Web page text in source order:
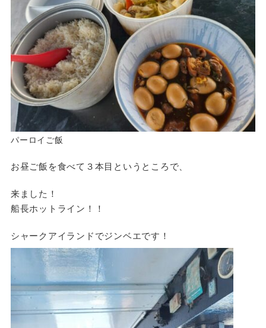
パーロイご飯
お昼ご飯を食べて３本目というところで、
来ました！
船長ホットライン！！
シャークアイランドでジンベエです！